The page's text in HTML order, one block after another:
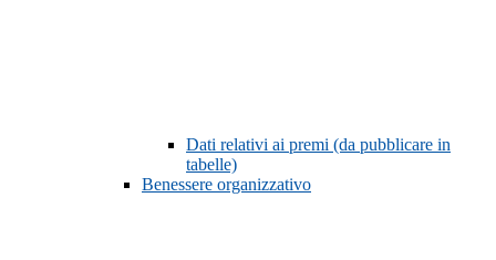
Dati relativi ai premi (da pubblicare in
tabelle)
Benessere organizzativo